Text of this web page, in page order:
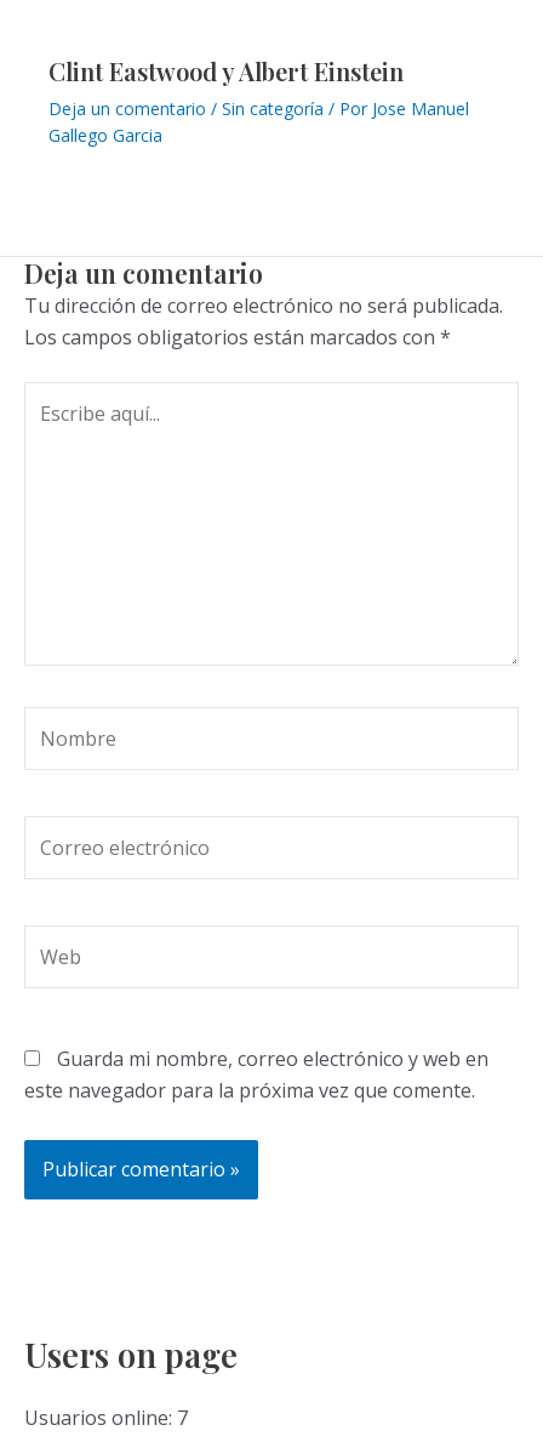
Clint Eastwood y Albert Einstein
Deja un comentario / Sin categoría / Por Jose Manuel
Gallego Garcia
Deja un comentario
Tu dirección de correo electrónico no será publicada.
Los campos obligatorios están marcados con *
aquí...
electrónico
Guarda mi nombre, correo electrónico y web en
este navegador para la próxima vez que comente.
Users on page
Usuarios online: 7